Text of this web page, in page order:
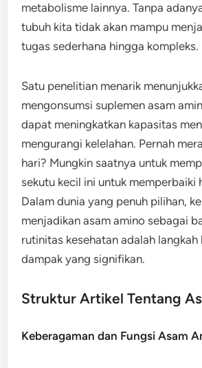
metabolisme lainnya. Tanpa
tubuh kita tidak akan mampu
tugas sederhana hingga kompleks.
Satu penelitian menarik
mengonsumsi suplemen asam
dapat meningkatkan kapasitas
mengurangi kelelahan. Pernah
hari? Mungkin saatnya untuk
sekutu kecil ini untuk memperbaiki
Dalam dunia yang penuh pilihan,
menjadikan asam amino sebagai
rutinitas kesehatan adalah langkah
dampak yang signifikan.
Struktur Artikel Tentang
Keberagaman dan Fungsi Asam